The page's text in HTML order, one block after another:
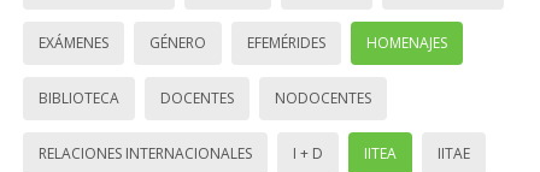
EXÁMENES GÉNERO EFEMÉRIDES HOMENAJES
BIBLIOTECA DOCENTES NODOCENTES
RELACIONES INTERNACIONALES I + D IITEA IITAE